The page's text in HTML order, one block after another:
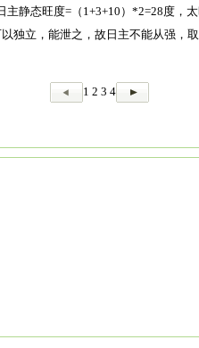
主静态旺度=（1+3+10）*2=28度，
独立，能泄之，故日主不能从强，
1 2 3 4